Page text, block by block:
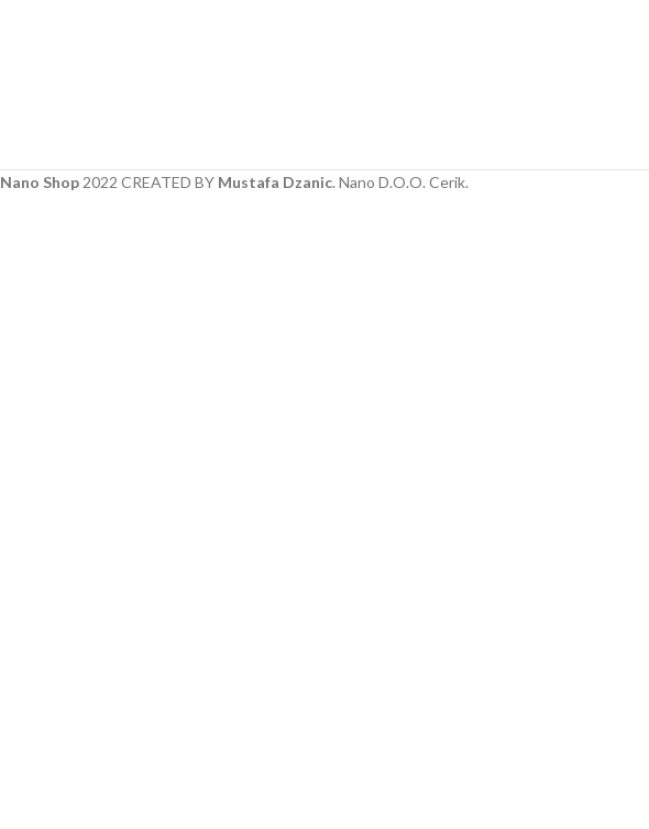
Nano Shop 2022 CREATED BY Mustafa Dzanic. Nano D.O.O. Cerik.